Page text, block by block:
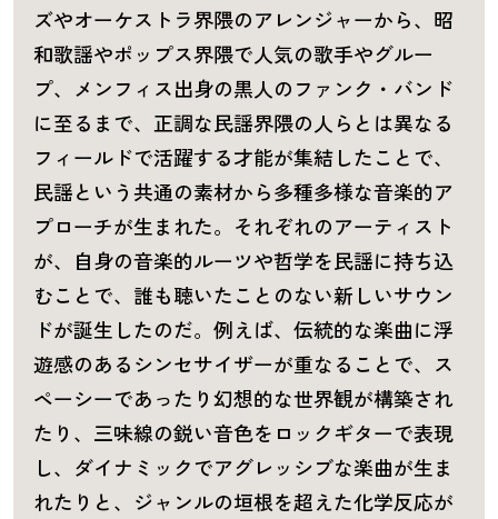
ズやオーケストラ界隈のアレンジャーから、昭
和歌謡やポップス界隈で人気の歌手やグルー
プ、メンフィス出身の黒人のファンク・バンド
に至るまで、正調な民謡界隈の人らとは異なる
フィールドで活躍する才能が集結したことで、
民謡という共通の素材から多種多様な音楽的ア
プローチが生まれた。それぞれのアーティスト
が、自身の音楽的ルーツや哲学を民謡に持ち込
むことで、誰も聴いたことのない新しいサウン
ドが誕生したのだ。例えば、伝統的な楽曲に浮
遊感のあるシンセサイザーが重なることで、ス
ペーシーであったり幻想的な世界観が構築され
たり、三味線の鋭い音色をロックギターで表現
し、ダイナミックでアグレッシブな楽曲が生ま
れたりと、ジャンルの垣根を超えた化学反応が